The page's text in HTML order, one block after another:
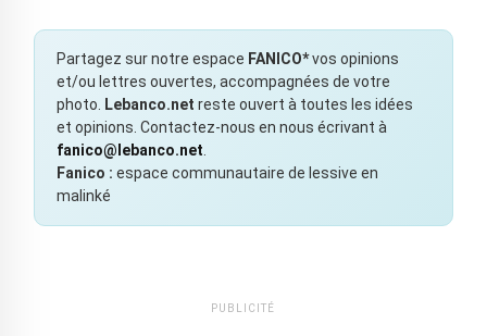
Partagez sur notre espace FANICO*vos opinions
et/ou lettres ouvertes, accompagnées de votre
photo.
Lebanco.net reste ouvert à toutes les idées
et opinions. Contactez-nous en nous écrivant à
fanico@lebanco.net
Fanico : espace communautaire de lessive en
malinké
PUBLICITÉ